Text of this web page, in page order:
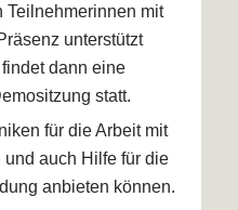
Teilnehmerinnen mit
unterstützt
dann eine
statt.
für die Arbeit mit
auch Hilfe für die
anbieten können.